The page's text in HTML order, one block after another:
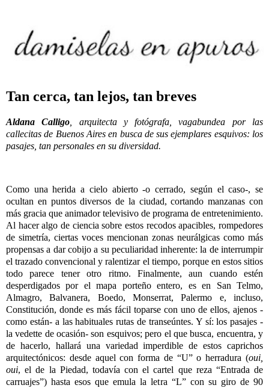
Tan cerca, tan lejos, tan breves
Aldana Calligo , arquitecta y fotógrafa, vagabundea por las
callecitas de Buenos Aires en busca de sus ejemplares esquivos: los
pasajes, tan personales en su diversidad.
Como una herida a cielo abierto -o cerrado, según el caso-, se
ocultan en puntos diversos de la ciudad, cortando manzanas con
más gracia que animador televisivo de programa de entretenimiento.
Al hacer algo de ciencia sobre estos recodos apacibles, rompedores
de simetría, ciertas voces mencionan zonas neurálgicas como más
propensas a dar cobijo a su peculiaridad inherente: la de interrumpir
el trazado convencional y ralentizar el tiempo, porque en estos sitios
todo parece tener otro ritmo. Finalmente, aun cuando estén
desperdigados por el mapa porteño entero, es en San Telmo,
Almagro, Balvanera, Boedo, Monserrat, Palermo e, incluso,
Constitución, donde es más fácil toparse con uno de ellos, ajenos -
como están- a las habituales rutas de transeúntes. Y sí: los pasajes -
la vedette de ocasión- son esquivos; pero el que busca, encuentra, y
de hacerlo, hallará una variedad imperdible de estos caprichos
arquitectónicos: desde aquel con forma de “U” o herradura (oui,
oui, el de la Piedad, todavía con el cartel que reza “Entrada de
carruajes”) hasta esos que emula la letra “L” con su giro de 90